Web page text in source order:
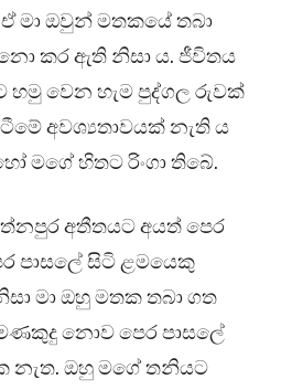
මා ඔවුන් මතකයේ තබා
කර ඇති නිසා ය. ජීවිතය
හමු වෙන හැම පුද්ගල රුවක්
අවශ්‍යතාවයක් නැති ය
මගේ හිතට රිංගා තිබේ.
අතීතයට අයත් පෙර
පාසලේ සිටි ළමයෙකු
මා ඔහු මතක තබා ගත
නොව පෙර පාසලේ
නැත. ඔහු මගේ තනියට